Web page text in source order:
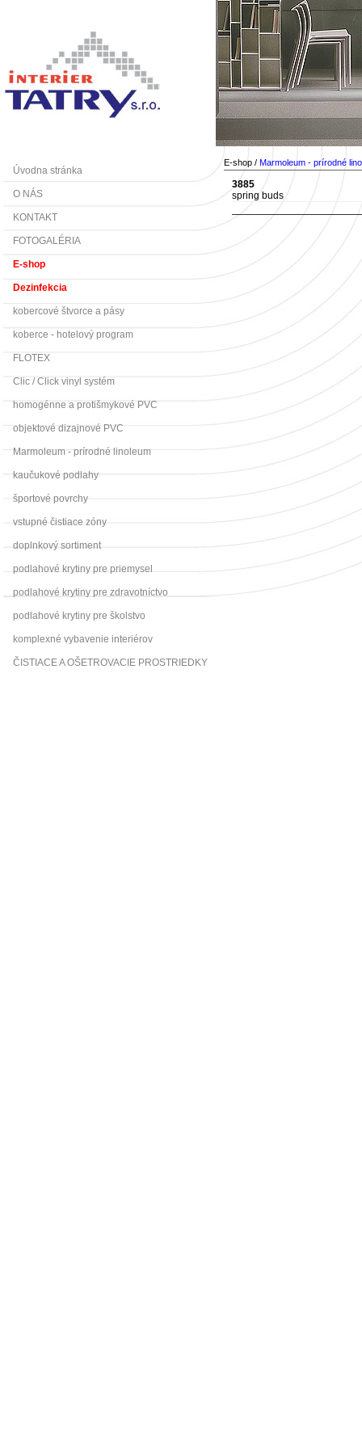
Úvodna stránka
O NÁS
KONTAKT
FOTOGALÉRIA
E-shop
Dezinfekcia
kobercové štvorce a pásy
koberce - hotelový program
FLOTEX
Clic / Click vinyl systém
homogénne a protišmykové PVC
objektové dizajnové PVC
Marmoleum - prírodné linoleum
kaučukové podlahy
športové povrchy
vstupné čistiace zóny
doplnkový sortiment
podlahové krytiny pre priemysel
podlahové krytiny pre zdravotníctvo
podlahové krytiny pre školstvo
komplexné vybavenie interiérov
ČISTIACE A OŠETROVACIE PROSTRIEDKY
E-shop / Marmoleum - prírodné
3885
spring buds